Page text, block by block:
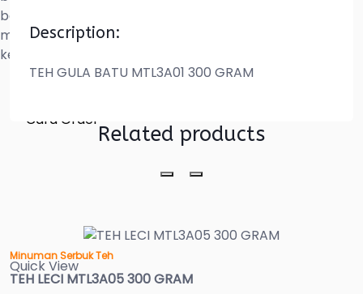
berbagai minuman populer seperti milk tea, jus buah,
minuman jahe hangat, hingga minuman segar modern
kekinian lainnya.
Cara Order
Description:
TEH GULA BATU MTL3A01 300 GRAM
Related products
Quick View
Minuman Serbuk Teh
TEH LECI MTL3A05 300 GRAM